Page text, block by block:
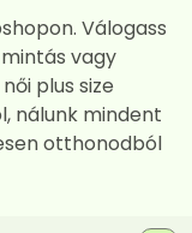
Válogass
vagy
plus size
nálunk mindent
otthonodból